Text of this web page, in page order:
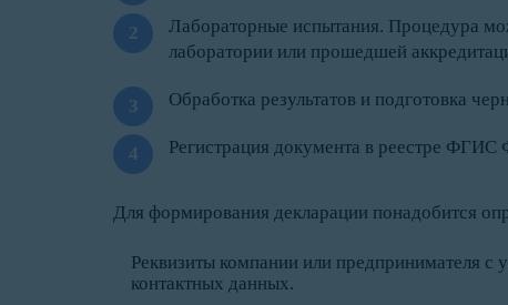
Лабораторные испытания. Процедура
лаборатории или прошедшей
Обработка результатов и подготовка
Регистрация документа в реестре
Для формирования декларации понадобится
Реквизиты компании или предпринимателя с
контактных данных.